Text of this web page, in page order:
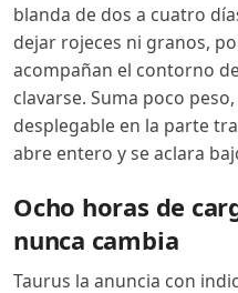
blanda de dos a cuatro
dejar rojeces ni granos,
acompañan el contorno
clavarse. Suma poco
desplegable en la parte
abre entero y se aclara
Ocho horas de
nunca cambia
Taurus la anuncia con